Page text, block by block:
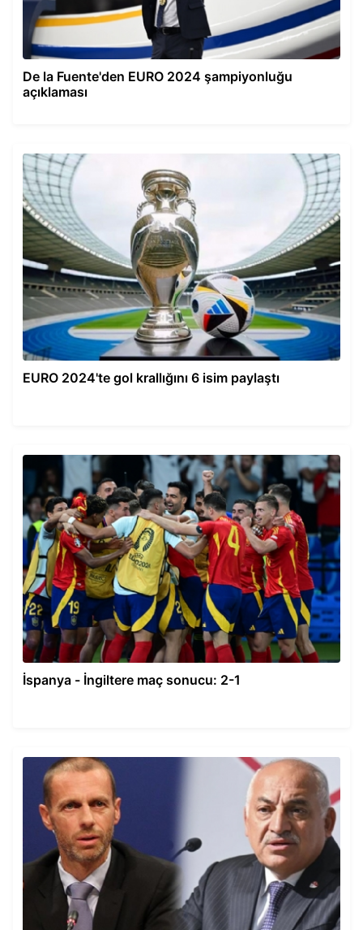
De la Fuente'den EURO 2024 şampiyonluğu
açıklaması
EURO 2024'te gol krallığını 6 isim paylaştı
İspanya - İngiltere maç sonucu: 2-1